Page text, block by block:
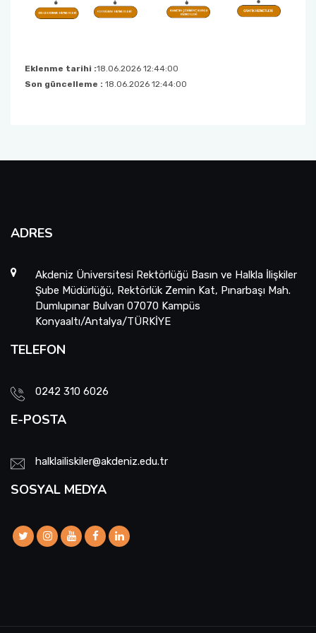
Eklenme tarihi :18.06.2026 12:44:00
Son güncelleme : 18.06.2026 12:44:00
ADRES
Akdeniz Üniversitesi Rektörlüğü Basın ve Halkla İlişkiler
Şube Müdürlüğü, Rektörlük Zemin Kat, Pınarbaşı Mah.
Dumlupınar Bulvarı 07070 Kampüs
Konyaaltı/Antalya/TÜRKİYE
TELEFON
0242 310 6026
E-POSTA
halklailiskiler@akdeniz.edu.tr
SOSYAL MEDYA